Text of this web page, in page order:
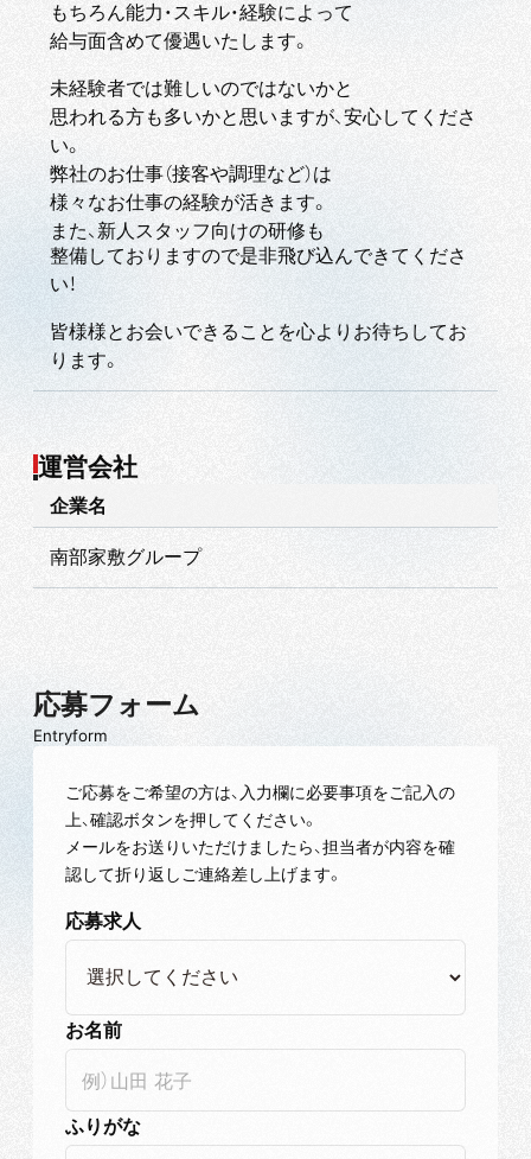
もちろん能力・スキル・経験によって
給与面含めて優遇いたします。
未経験者では難しいのではないかと
思われる方も多いかと思いますが、安心してくださ
い。
弊社のお仕事（接客や調理など）は
様々なお仕事の経験が活きます。
また、新人スタッフ向けの研修も
整備しておりますので是非飛び込んできてくださ
い！
皆様様とお会いできることを心よりお待ちしてお
ります。
運営会社
企業名
南部家敷グループ
応募フォーム
Entryform
ご応募をご希望の方は、入力欄に必要事項をご記入の
上、確認ボタンを押してください。
メールをお送りいただけましたら、担当者が内容を確
認して折り返しご連絡差し上げます。
応募求人
お名前
ふりがな